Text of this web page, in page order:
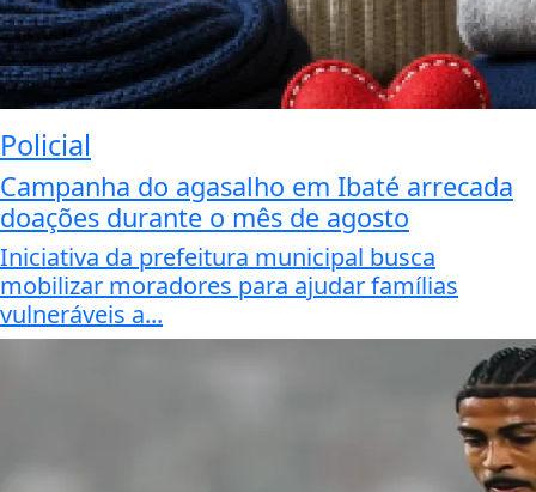
Policial
Campanha do agasalho em Ibaté arrecada
doações durante o mês de agosto
Iniciativa da prefeitura municipal busca
mobilizar moradores para ajudar famílias
vulneráveis a...